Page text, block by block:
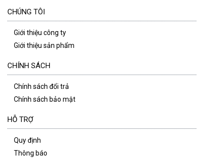
CHÚNG TÔI
Giới thiệu công ty
Giới thiệu sản phẩm
CHÍNH SÁCH
Chính sách đổi trả
Chính sách bảo mật
HỖ TRỢ
Quy định
Thông báo